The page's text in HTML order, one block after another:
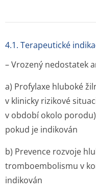
4.1. Terapeutické
– Vrozený nedostatek
a) Profylaxe hluboké
v klinicky rizikové
v období okolo
pokud je indikován
b) Prevence rozvoje
tromboembolismu v
indikován